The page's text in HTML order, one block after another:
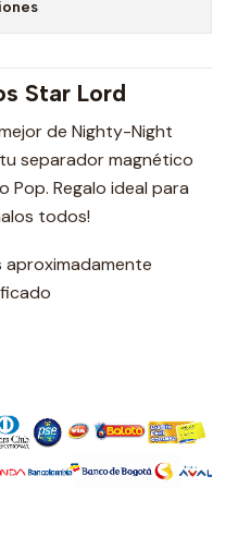
Star Lord
de Nighty-Night
separador magnético
Pop. Regalo ideal para
todos!
aproximadamente